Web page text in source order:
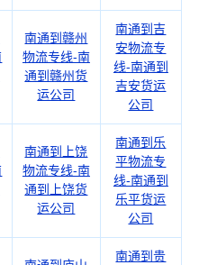
南通到赣州
物流专线-南
通到赣州货
运公司
南通到吉
安物流专
线-南通到
吉安货运
公司
南通到上饶
物流专线-南
通到上饶货
运公司
南通到乐
平物流专
线-南通到
乐平货运
公司
南通到贵